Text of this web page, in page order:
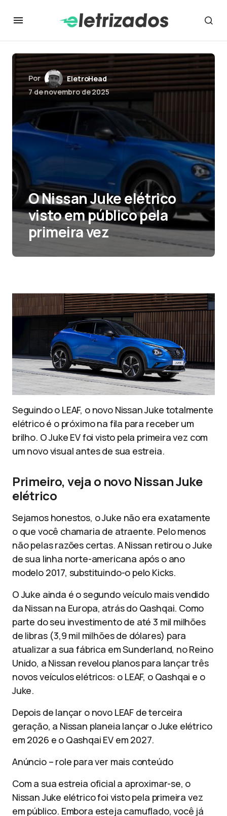
Por
EletroHead
7 de novembro de 2025
O Nissan Juke elétrico
visto em público pela
primeira vez
Seguindo o LEAF, o novo Nissan Juke totalmente
elétrico é o próximo na fila para receber um
brilho. O Juke EV foi visto pela primeira vez com
um novo visual antes de sua estreia.
Primeiro, veja o novo Nissan Juke
elétrico
Sejamos honestos, o Juke não era exatamente
o que você chamaria de atraente. Pelo menos
não pelas razões certas. A Nissan retirou o Juke
de sua linha norte-americana após o ano
modelo 2017, substituindo-o pelo Kicks.
O Juke ainda é o segundo veículo mais vendido
da Nissan na Europa, atrás do Qashqai. Como
parte do seu investimento de até 3 mil milhões
de libras (3,9 mil milhões de dólares) para
atualizar a sua fábrica em Sunderland, no Reino
Unido, a Nissan revelou planos para lançar três
novos veículos elétricos: o LEAF, o Qashqai e o
Juke.
Depois de lançar o novo LEAF de terceira
geração, a Nissan planeia lançar o Juke elétrico
em 2026 e o ​​Qashqai EV em 2027.
Anúncio – role para ver mais conteúdo
Com a sua estreia oficial a aproximar-se, o
Nissan Juke elétrico foi visto pela primeira vez
em público. Embora esteja camuflado, você já